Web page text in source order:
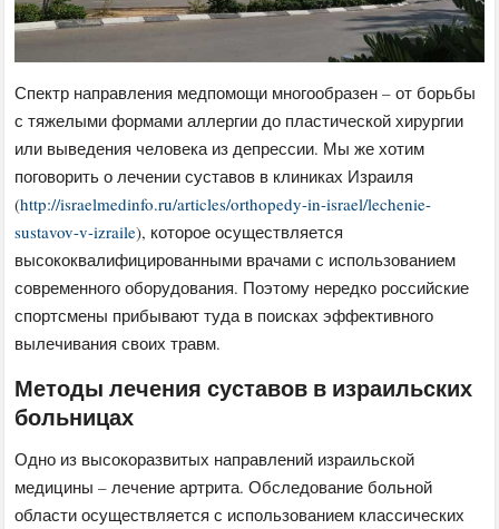
Спектр направления медпомощи многообразен – от борьбы
с тяжелыми формами аллергии до пластической хирургии
или выведения человека из депрессии. Мы же хотим
поговорить о лечении суставов в клиниках Израиля
(http://israelmedinfo.ru/articles/orthopedy-in-israel/lechenie-
sustavov-v-izraile), которое осуществляется
высококвалифицированными врачами с использованием
современного оборудования. Поэтому нередко российские
спортсмены прибывают туда в поисках эффективного
вылечивания своих травм.
Методы лечения суставов в израильских
больницах
Одно из высокоразвитых направлений израильской
медицины – лечение артрита. Обследование больной
области осуществляется с использованием классических